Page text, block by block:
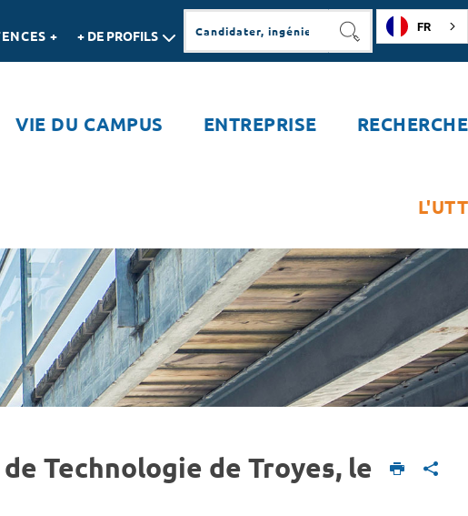
+ + DE PROFILS
RECHERCHER
FR
VIE DU CAMPUS ENTREPRISE RECHERCHE
L'UTT
Technologie de Troyes, le